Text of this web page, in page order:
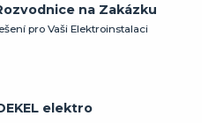
na Zakázku
pro Vaši Elektroinstalaci
elektro